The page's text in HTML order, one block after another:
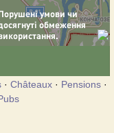
· Châteaux · Pensions ·